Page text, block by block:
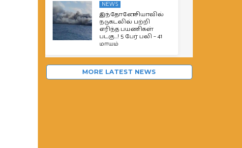
NEWS
இந்தோனேசியாவில்
நடுகடலில் பற்றி
எரிந்த பயணிகள்
படகு…! 5 பேர் பலி – 41
மாயம்
MORE LATEST NEWS